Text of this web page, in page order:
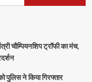
चौम्पियनशिप ट्रॉफी का मंच,
ने किया गिरफ्तार